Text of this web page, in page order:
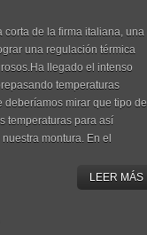
corta de la firma italiana, una
una regulación térmica
llegado el intenso
temperaturas
deberíamos mirar que tipo de
temperaturas para así
montura. En el
LEER MÁS